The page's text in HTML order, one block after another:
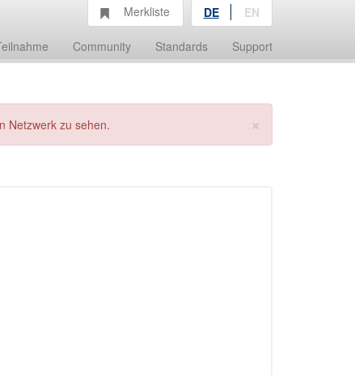
Community Standards Support
Merkliste DE EN
×
Netzwerk zu sehen.